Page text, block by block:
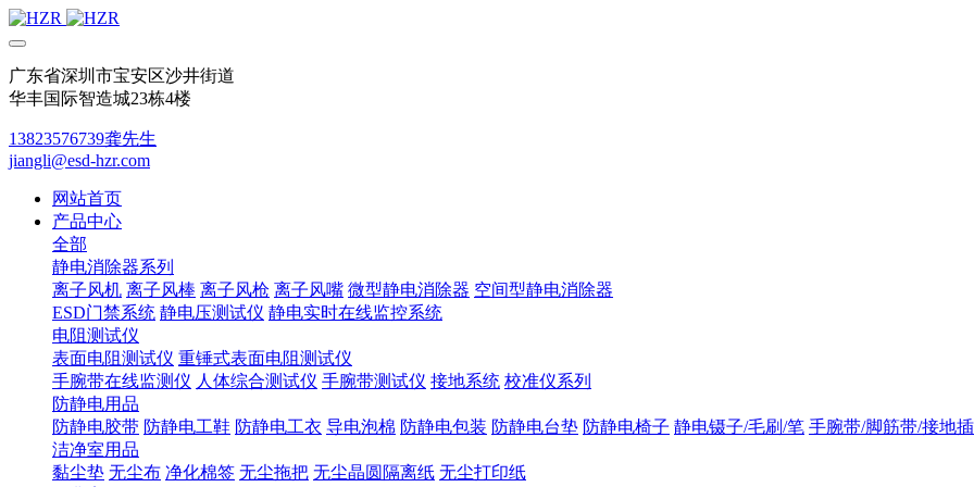
广东省深圳市宝安区沙井街道
华丰国际智造城23栋4楼
13823576739龚先生
jiangli@esd-hzr.com
网站首页
产品中心
全部
静电消除器系列
离子风机 离子风棒 离子风枪 离子风嘴 微型静电消除器 空间型静电消除器
ESD门禁系统 静电压测试仪 静电实时在线监控系统
电阻测试仪
表面电阻测试仪 重锤式表面电阻测试仪
手腕带在线监测仪 人体综合测试仪 手腕带测试仪 接地系统 校准仪系列
防静电用品
防静电胶带 防静电工鞋 防静电工衣 导电泡棉 防静电包装 防静电台垫 防静电椅子 静电镊子/毛刷/笔 手腕带/脚筋带/接地
洁净室用品
黏尘垫 无尘布 净化棉签 无尘拖把 无尘晶圆隔离纸 无尘打印纸